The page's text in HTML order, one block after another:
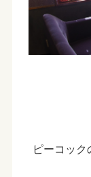
ピーコッ